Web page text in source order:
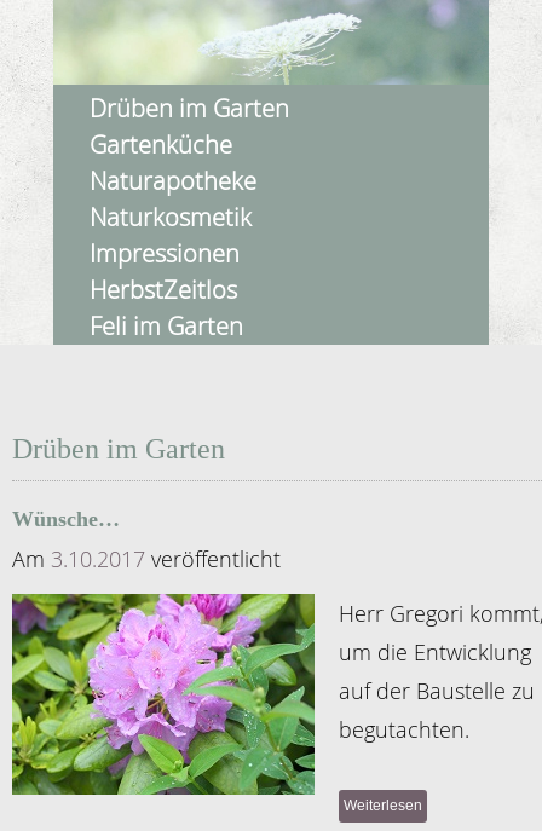
Drüben im Garten
Gartenküche
Naturapotheke
Naturkosmetik
Impressionen
HerbstZeitlos
Feli im Garten
Drüben im Garten
Wünsche…
Am 3.10.2017 veröffentlicht
Herr Gregori
um die Entwicklung
auf der Baustelle zu
begutachten.
Weiterlesen